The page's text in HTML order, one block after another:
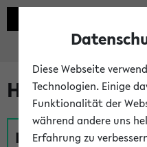
Hilfe &
Fragen zu
Diese Webseite
Technologien. Einige
Funktionalität der
während andere uns
Erfahrung zu